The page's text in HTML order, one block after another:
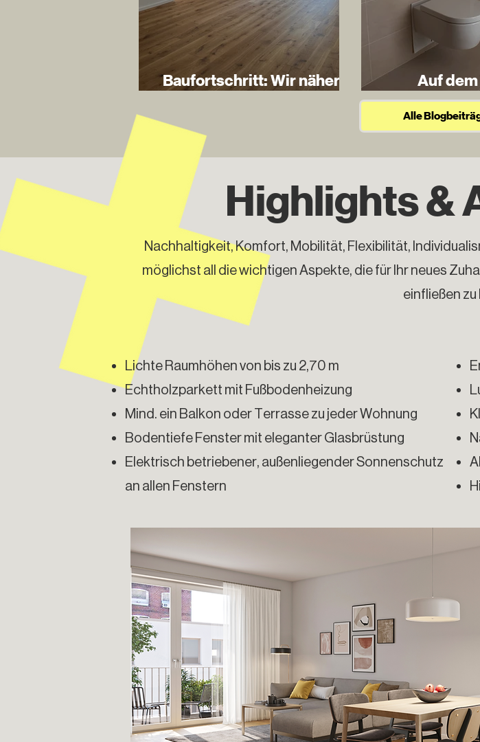
Baufortschritt: Wir nähern
Auf
Alle
Highlights &
Nachhaltigkeit, Komfort, Mobilität, Flexibilität,
möglichst all die wichtigen Aspekte, die für Ihr neues
einfließen zu
Lichte Raumhöhen von bis zu 2,70 m
Echtholzparkett mit Fußbodenheizung
Mind. ein Balkon oder Terrasse zu jeder Wohnung
Bodentiefe Fenster mit eleganter Glasbrüstung
Elektrisch betriebener, außenliegender Sonnenschutz
an allen Fenstern